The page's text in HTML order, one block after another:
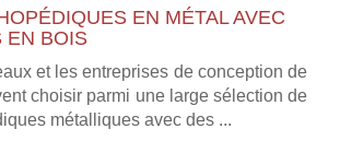
EN MÉTAL AVEC
EN BOIS
et les entreprises de conception de
choisir parmi une large sélection de
métalliques avec des ...